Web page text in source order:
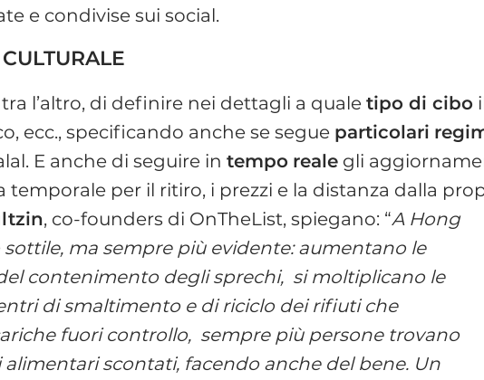
e condivise sui social.
l’altro, di definire nei dettagli a qualetipo di cibo
ecc., specificando anche se segue particolari
E anche di seguire intempo reale gli
per il ritiro, i prezzi e la distanza dalla
, co-founders di OnTheList, spiegano: “A Hong
ma sempre più evidente: aumentano le
contenimento degli sprechi, si moltiplicano le
di smaltimento e di riciclo dei rifiuti che
fuori controllo, sempre più persone trovano
scontati, facendo anche del bene. Un